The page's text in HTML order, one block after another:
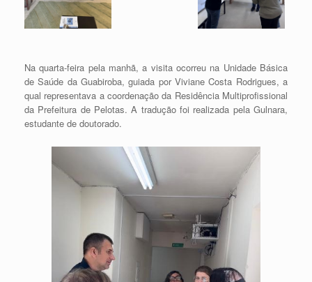
Na quarta-feira pela manhã, a visita ocorreu na Unidade Básica
de Saúde da Guabiroba, guiada por Viviane Costa Rodrigues, a
qual representava a coordenação da Residência Multiprofissional
da Prefeitura de Pelotas. A tradução foi realizada pela Gulnara,
estudante de doutorado.